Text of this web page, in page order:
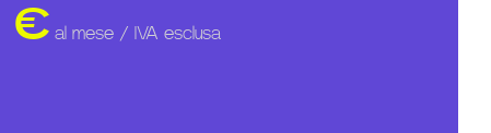
€ al mese / IVA esclusa